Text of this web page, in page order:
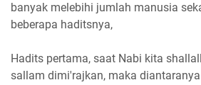
banyak melebihi jumlah manusia
beberapa haditsnya,
Hadits pertama, saat Nabi kita
sallam dimi'rajkan, maka